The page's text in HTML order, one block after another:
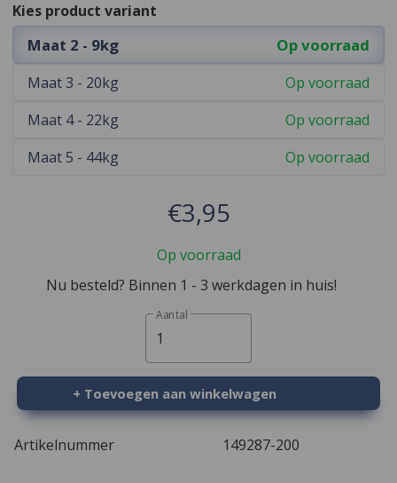
Kies product variant
Maat 2 - 9kg Op voorraad
Maat 3 - 20kg
Op voorraad
Maat 4 - 22kg
Op voorraad
Maat 5 - 44kg
Op voorraad
€3,95
Op voorraad
Nu besteld? Binnen 1 - 3 werkdagen in huis!
Aantal
1
+ Toevoegen aan winkelwagen
Artikelnummer 149287-200